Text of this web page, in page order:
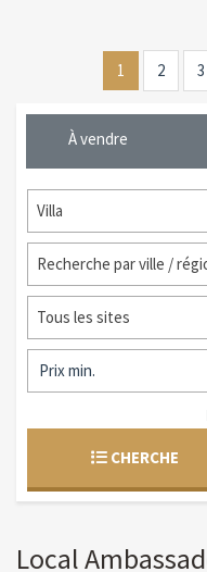
1 2 3
À vendre
Villa
Recherche par ville /
Tous les sites
CHERCHE
Local